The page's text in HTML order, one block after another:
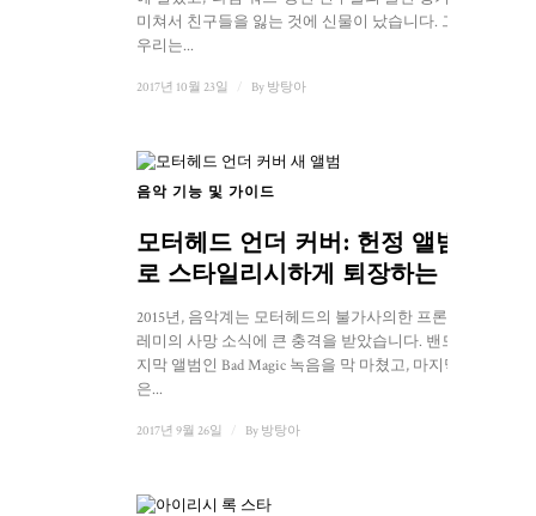
미쳐서 친구들을 잃는 것에 신물이 났습니다. 그래서
우리는...
2017년 10월 23일 By 방탕아
음악 기능 및 가이드
모터헤드 언더 커버: 헌정 앨범으
로 스타일리시하게 퇴장하는 방법
2015년, 음악계는 모터헤드의 불가사의한 프론트맨,
레미의 사망 소식에 큰 충격을 받았습니다. 밴드는 마
지막 앨범인 Bad Magic 녹음을 막 마쳤고, 마지막 곡
은...
2017년 9월 26일 By 방탕아